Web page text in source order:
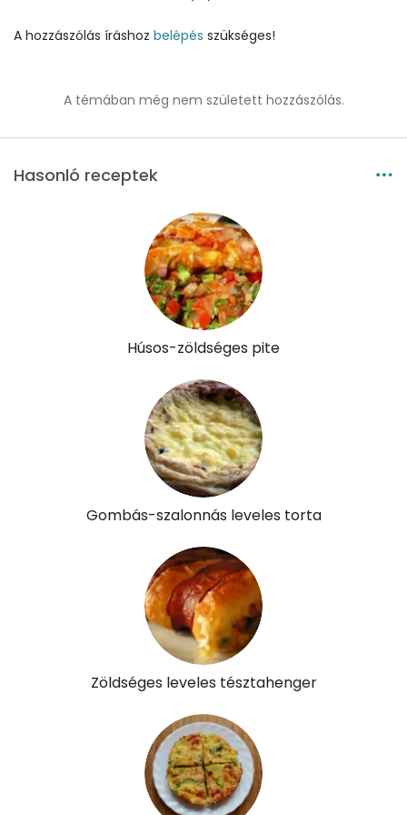
Összesen
A hozzászólás íráshoz belépés szükséges!
A témában még nem született hozzászólás.
Hasonló receptek
Húsos-zöldséges pite
Gombás-szalonnás leveles torta
Zöldséges leveles tésztahenger